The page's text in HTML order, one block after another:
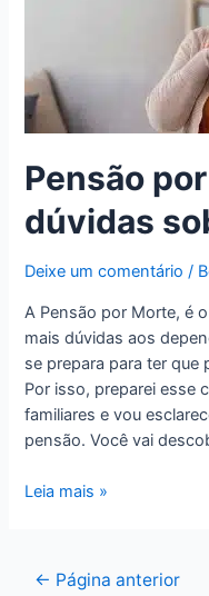
Pensão
dúvidas
Deixe um comentário /
A Pensão por Morte, é
mais dúvidas aos
se prepara para ter que
Por isso, preparei esse
familiares e vou
pensão. Você vai
Leia mais »
← Página anterior